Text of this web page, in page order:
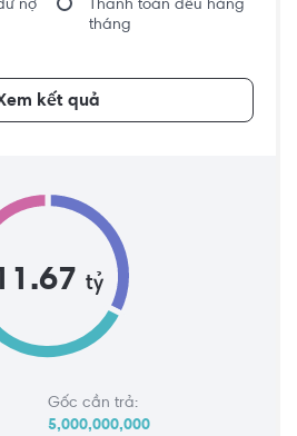
nợ
Thanh toán đều hàng
tháng
kết quả
tỷ
Gốc cần trả:
5,000,000,000